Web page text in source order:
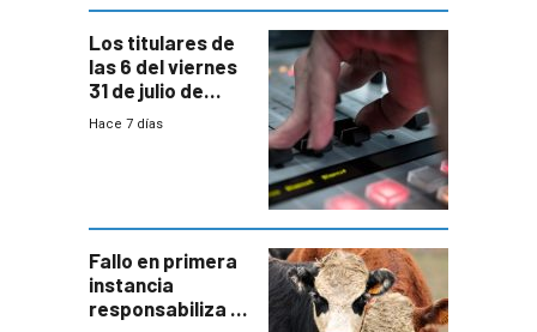
Los titulares de
las 6 del viernes
31 de julio de
2026
Hace 7 días
Fallo en primera
instancia
responsabiliza al